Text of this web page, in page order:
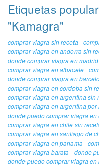
Etiquetas
"Kamagra"
comprar viagra sin receta
comprar viagra en andorra sin
donde comprar viagra en
comprar viagra en albacete
donde comprar viagra en
comprar viagra en cordoba sin
comprar viagra en argentina sin
comprar viagra en argentina por
donde puedo comprar viagra
comprar viagra en chile sin
comprar viagra en santiago de
comprar viagra en panama
comprar viagra barata
donde
donde puedo comprar viagra en